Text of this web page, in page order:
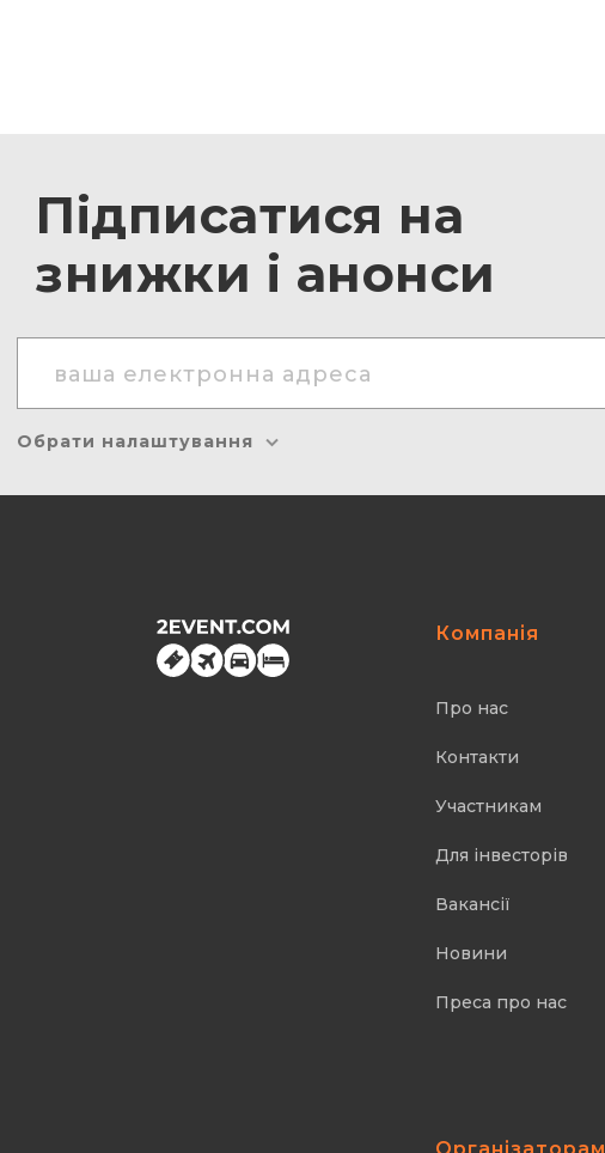
Підписатися на
знижки і анонси
Обрати налаштування
Компанія
Про нас
Контакти
Участникам
Для інвесторів
Вакансії
Новини
Преса про нас